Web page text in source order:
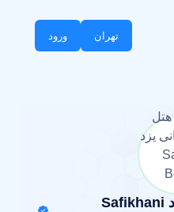
تهران ورود
بوتیک هتل صفی خانی یزد Safikhani